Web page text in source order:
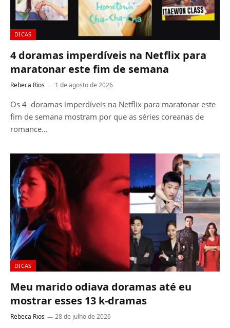
DICAS
4 doramas imperdíveis na Netflix para
maratonar este fim de semana
Rebeca Rios 1 de agosto de 2026
Os 4 doramas imperdíveis na Netflix para maratonar este
fim de semana mostram por que as séries coreanas de
romance…
DICAS
Meu marido odiava doramas até eu
mostrar esses 13 k-dramas
Rebeca Rios 28 de julho de 2026